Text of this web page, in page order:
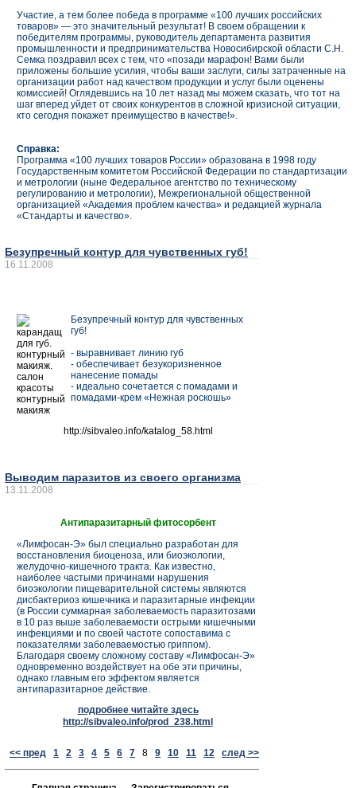
Участие, а тем более победа в программе «100 лучших российских
товаров» — это значительный результат! В своем обращении к
победителям программы, руководитель департамента развития
промышленности и предпринимательства Новосибирской области С.Н.
Семка поздравил всех с тем, что «позади марафон! Вами были
приложены большие усилия, чтобы ваши заслуги, силы затраченные на
организации работ над качеством продукции и услуг были оценены
комиссией! Оглядевшись на 10 лет назад мы можем сказать, что тот на
шаг вперед уйдет от своих конкурентов в сложной кризисной ситуации,
кто сегодня покажет преимущество в качестве!».
Справка:
Программа «100 лучших товаров России» образована в 1998 году
Государственным комитетом Российской Федерации по стандартизации
и метрологии (ныне Федеральное агентство по техническому
регулированию и метрологии), Межрегиональной общественной
организацией «Академия проблем качества» и редакцией журнала
«Стандарты и качество».
Безупречный контур для чувственных губ!
16.11.2008
Безупречный контур для чувственных
губ!
- выравнивает линию губ
- обеспечивает безукоризненное
нанесение помады
- идеально сочетается с помадами и
помадами-крем «Нежная роскошь»
http://sibvaleo.info/katalog_58.html
Выводим паразитов из своего организма
13.11.2008
Антипаразитарный фитосорбент
«Лимфосан-Э» был специально разработан для
восстановления биоценоза, или биоэкологии,
желудочно-кишечного тракта. Как известно,
наиболее частыми причинами нарушения
биоэкологии пищеварительной системы являются
дисбактериоз кишечника и паразитарные инфекции
(в России суммарная заболеваемость паразитозами
в 10 раз выше заболеваемости острыми кишечными
инфекциями и по своей частоте сопоставима с
показателями заболеваемостью гриппом).
Благодаря своему сложному составу «Лимфосан-Э»
одновременно воздействует на обе эти причины,
однако главным его эффектом является
антипаразитарное действие.
подробнее читайте здесь
http://sibvaleo.info/prod_238.html
<< пред 1 2 3 4 5 6 7 8 9 10 11 12 след >>